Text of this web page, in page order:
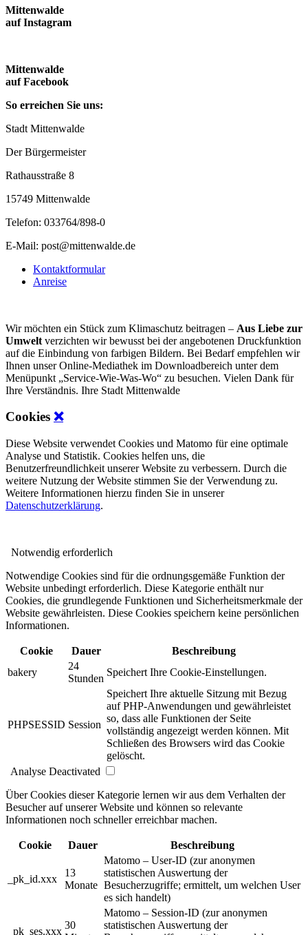
Mittenwalde
auf Instagram
Mittenwalde
auf Facebook
So erreichen Sie uns:
Stadt Mittenwalde
Der Bürgermeister
Rathausstraße 8
15749 Mittenwalde
Telefon: 033764/898-0
E-Mail: post@mittenwalde.de
Kontaktformular
Anreise
Wir möchten ein Stück zum Klimaschutz beitragen – Aus Liebe zur
Umwelt verzichten wir bewusst bei der angebotenen Druckfunktion
auf die Einbindung von farbigen Bildern. Bei Bedarf empfehlen wir
Ihnen unser Online-Mediathek im Downloadbereich unter dem
Menüpunkt „Service-Wie-Was-Wo“ zu besuchen. Vielen Dank für
Ihre Verständnis. Ihre Stadt Mittenwalde
Cookies ❌
Diese Website verwendet Cookies und Matomo für eine optimale
Analyse und Statistik. Cookies helfen uns, die
Benutzerfreundlichkeit unserer Website zu verbessern. Durch die
weitere Nutzung der Website stimmen Sie der Verwendung zu.
Weitere Informationen hierzu finden Sie in unserer
Datenschutzerklärung.
Notwendig erforderlich
Notwendige Cookies sind für die ordnungsgemäße Funktion der
Website unbedingt erforderlich. Diese Kategorie enthält nur
Cookies, die grundlegende Funktionen und Sicherheitsmerkmale der
Website gewährleisten. Diese Cookies speichern keine persönlichen
Informationen.
Cookie Dauer
Beschreibung
bakery
24
Stunden
Speichert Ihre Cookie-Einstellungen.
PHPSESSID Session
Speichert Ihre aktuelle Sitzung mit Bezug
auf PHP-Anwendungen und gewährleistet
so, dass alle Funktionen der Seite
vollständig angezeigt werden können. Mit
Schließen des Browsers wird das Cookie
gelöscht.
Analyse Deactivated
Über Cookies dieser Kategorie lernen wir aus dem Verhalten der
Besucher auf unserer Website und können so relevante
Informationen noch schneller erreichbar machen.
Cookie Dauer Beschreibung
_pk_id.xxx
13
Monate
Matomo – User-ID (zur anonymen
statistischen Auswertung der
Besucherzugriffe; ermittelt, um welchen User
es sich handelt)
_pk_ses.xxx
30
Matomo – Session-ID (zur anonymen
statistischen Auswertung der